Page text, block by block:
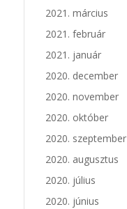
2021. március
2021. február
2021. január
2020. december
2020. november
2020. október
2020. szeptember
2020. augusztus
2020. július
2020. június